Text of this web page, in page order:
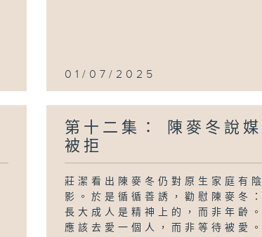
01/07/2025
第十二集： 陳麥冬說媒
被拒
莊潔看出陳麥冬仍對原生家庭有陰
影。於是循循善誘，勸慰陳麥冬：
長大成人是精神上的，而非年齡。
應該去愛一個人，而非等待被愛。